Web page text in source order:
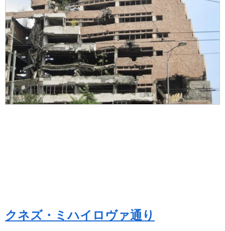
クネズ・ミハイロヴァ通り